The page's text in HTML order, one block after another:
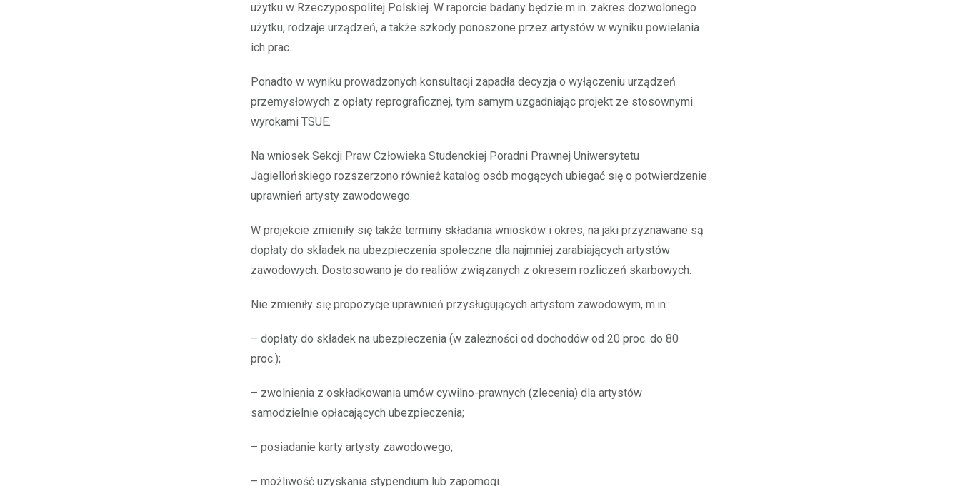
użytku w Rzeczypospolitej Polskiej. W raporcie badany będzie m.in. zakres dozwolonego
użytku, rodzaje urządzeń, a także szkody ponoszone przez artystów w wyniku powielania
ich prac.
Ponadto w wyniku prowadzonych konsultacji zapadła decyzja o wyłączeniu urządzeń
przemysłowych z opłaty reprograficznej, tym samym uzgadniając projekt ze stosownymi
wyrokami TSUE.
Na wniosek Sekcji Praw Człowieka Studenckiej Poradni Prawnej Uniwersytetu
Jagiellońskiego rozszerzono również katalog osób mogących ubiegać się o potwierdzenie
uprawnień artysty zawodowego.
W projekcie zmieniły się także terminy składania wniosków i okres, na jaki przyznawane są
dopłaty do składek na ubezpieczenia społeczne dla najmniej zarabiających artystów
zawodowych. Dostosowano je do realiów związanych z okresem rozliczeń skarbowych.
Nie zmieniły się propozycje uprawnień przysługujących artystom zawodowym, m.in.:
– dopłaty do składek na ubezpieczenia (w zależności od dochodów od 20 proc. do 80
proc.);
– zwolnienia z oskładkowania umów cywilno-prawnych (zlecenia) dla artystów
samodzielnie opłacających ubezpieczenia;
– posiadanie karty artysty zawodowego;
– możliwość uzyskania stypendium lub zapomogi.